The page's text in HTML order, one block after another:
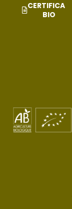
CERTIFICAT
BIO